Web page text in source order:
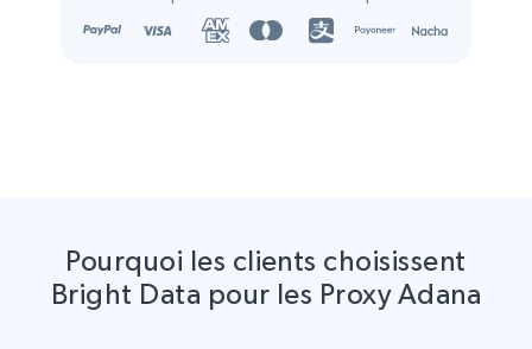
Pourquoi les clients choisissent
Bright Data pour les Proxy Adana